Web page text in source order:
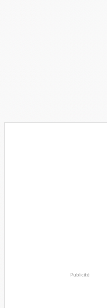
Publicité